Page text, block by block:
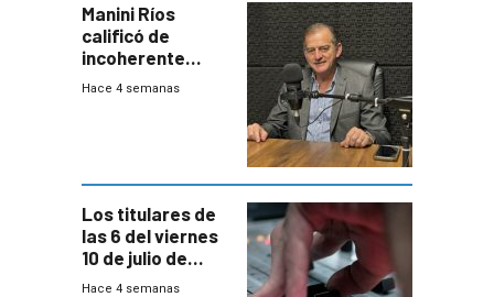
Manini Ríos
calificó de
incoherente
decisión de
Hace 4 semanas
Los titulares de
las 6 del viernes
10 de julio de
2026
Hace 4 semanas